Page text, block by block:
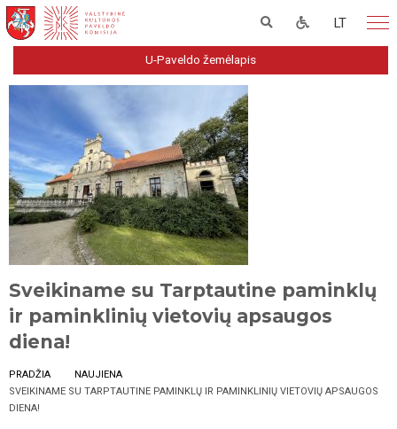
LT
U-Paveldo žemėlapis
Sveikiname su Tarptautine paminklų
ir paminklinių vietovių apsaugos
diena!
PRADŽIA
NAUJIENA
SVEIKINAME SU TARPTAUTINE PAMINKLŲ IR PAMINKLINIŲ VIETOVIŲ APSAUGOS
DIENA!